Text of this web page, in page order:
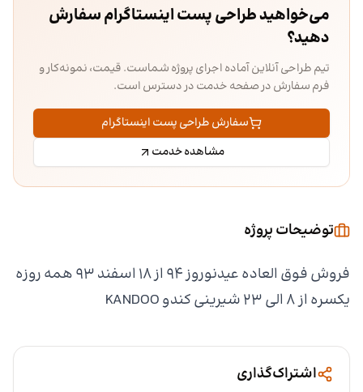
می‌خواهید طراحی پست اینستاگرام سفارش
دهید؟
تیم طراحی آنلاین آماده اجرای پروژه شماست. قیمت، نمونه‌کار و
فرم سفارش در صفحه خدمت در دسترس است.
سفارش طراحی پست اینستاگرام
مشاهده خدمت
توضیحات پروژه
فروش فوق العاده عیدنوروز ۹۴ از ۱۸ اسفند ۹۳ همه روزه
یکسره از ۸ الی ۲۳ شیرینی کندو KANDOO
اشتراک‌گذاری